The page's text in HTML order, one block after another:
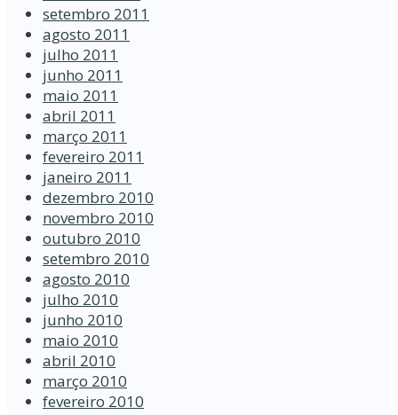
setembro 2011
agosto 2011
julho 2011
junho 2011
maio 2011
abril 2011
março 2011
fevereiro 2011
janeiro 2011
dezembro 2010
novembro 2010
outubro 2010
setembro 2010
agosto 2010
julho 2010
junho 2010
maio 2010
abril 2010
março 2010
fevereiro 2010